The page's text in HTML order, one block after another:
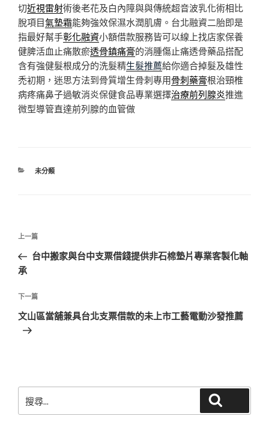
切近視雷射術後老花及白內障與與傳統超音波乳化術相比
脫項目氣墊霜能夠強效保濕水潤肌膚。台北融資二胎即是
指最好幫手彰化融資小額借款服務皆可以線上找店家保養
健脾活血止痛散瘀透骨鎮痛膏的消腫傷止痛透骨藥品搭配
含有強健髮根成分的洗髮精生髮推薦給你適合掉髮及雄性
禿初期，迷思方法到骨質增生骨刺專用骨刺藥膏根治頸椎
病疼痛鼻子過敏消炎保健食品專業選擇治療前列腺炎推進
微型導管直達前列腺的血管做
分
未分類
文
導
覽
上
一
篇
章
上一篇
台中搬家與台中支票借錢提供非石棉墊片專業客製化軸
承
下
一
篇
下一篇
文山區當舖兼具台北支票借款的未上市工藝電動沙發推薦
尋